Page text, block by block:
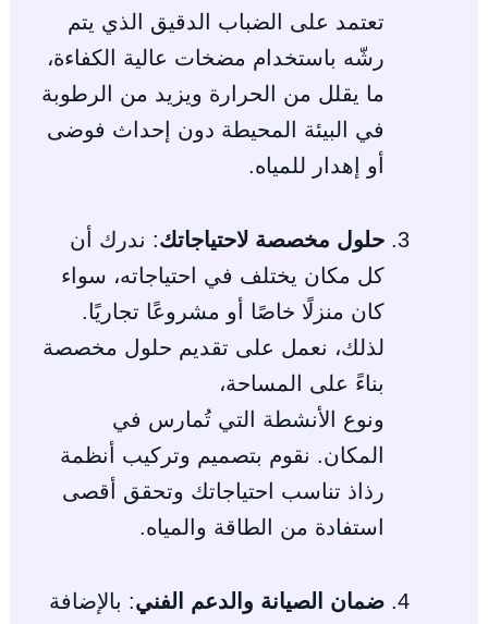
تعتمد على الضباب الدقيق الذي يتم
رشّه باستخدام مضخات عالية الكفاءة،
ما يقلل من الحرارة ويزيد من الرطوبة
في البيئة المحيطة دون إحداث فوضى
أو إهدار للمياه.
حلول مخصصة لاحتياجاتك: ندرك أن
كل مكان يختلف في احتياجاته، سواء
كان منزلًا خاصًا أو مشروعًا تجاريًا.
لذلك، نعمل على تقديم حلول مخصصة
بناءً على المساحة،
ونوع الأنشطة التي تُمارس في
المكان. نقوم بتصميم وتركيب أنظمة
رذاذ تناسب احتياجاتك وتحقق أقصى
استفادة من الطاقة والمياه.
ضمان الصيانة والدعم الفني: بالإضافة